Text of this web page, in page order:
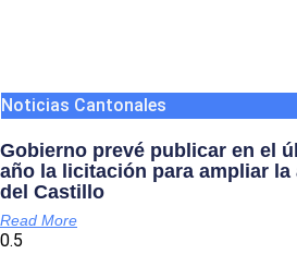
Noticias Cantonales
Gobierno prevé publicar en el
año la licitación para ampliar
del Castillo
Read More